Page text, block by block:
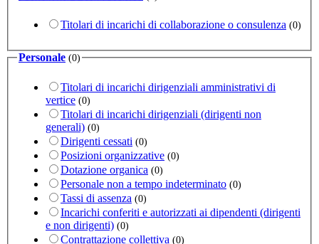
Titolari di incarichi di collaborazione o consulenza (0)
Personale (0)
Titolari di incarichi dirigenziali amministrativi di
vertice (0)
Titolari di incarichi dirigenziali (dirigenti non
generali) (0)
Dirigenti cessati (0)
Posizioni organizzative (0)
Dotazione organica (0)
Personale non a tempo indeterminato (0)
Tassi di assenza (0)
Incarichi conferiti e autorizzati ai dipendenti (dirigenti
e non dirigenti) (0)
Contrattazione collettiva (0)